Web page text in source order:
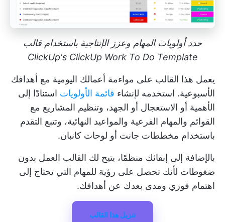
حدد أولويات المهام وعزز الإنتاجية باستخدام قالب
ClickUp's ClickUp Work To Do Template
يعمل هذا القالب على مواءمة أعمالك اليومية مع أهدافك
الأسبوعية. استخدمه لإنشاء قائمة الأولويات استنادًا إلى
الأهمية أو الاستعجال أو الجهد، وتنظيم المشاريع مع
القوائم والمهام الفرعية والمواعيد النهائية، وتتبع التقدم
باستخدام مخططات جانت أو لوحات كانبان.
بالإضافة إلى إبقائك منظمًا، يتيح لك القالب العمل بدون
ضغوطات لأنك تحصل على رؤية للمهام التي تحتاج إلى
اهتمام فوري ومدى بعدك عن أهدافك.
تنزيل هذا القالب